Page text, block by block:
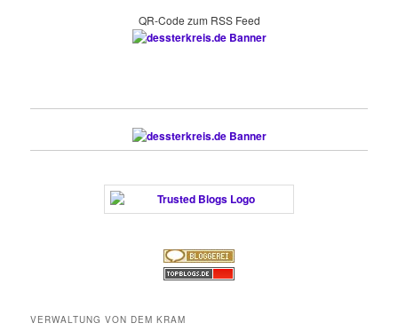
QR-Code zum RSS Feed
VERWALTUNG VON DEM KRAM